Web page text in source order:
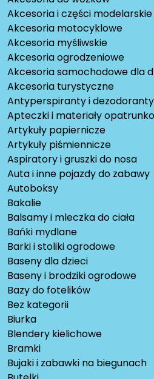
Akcesoria i części modelarskie
Akcesoria motocyklowe
Akcesoria myśliwskie
Akcesoria ogrodzeniowe
Akcesoria samochodowe dla
Akcesoria turystyczne
Antyperspiranty i
Apteczki i materiały
Artykuły papiernicze
Artykuły piśmiennicze
Aspiratory i gruszki do nosa
Auta i inne pojazdy do zabawy
Autoboksy
Bakalie
Balsamy i mleczka do ciała
Bańki mydlane
Barki i stoliki ogrodowe
Baseny dla dzieci
Baseny i brodziki ogrodowe
Bazy do fotelików
Bez kategorii
Biurka
Blendery kielichowe
Bramki
Bujaki i zabawki na biegunach